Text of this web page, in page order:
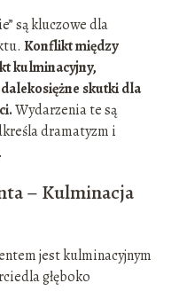
są kluczowe dla
Konflikt między
kulminacyjny,
skutki dla
Wydarzenia te są
dramatyzm i
– Kulminacja
jest kulminacyjnym
głęboko